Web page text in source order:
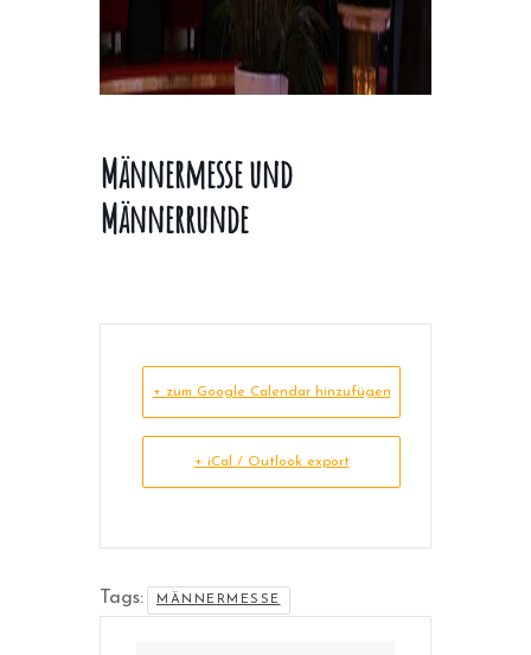
Männermesse und
Männerrunde
+ zum Google Calendar hinzufügen
+ iCal / Outlook export
Tags: MÄNNERMESSE